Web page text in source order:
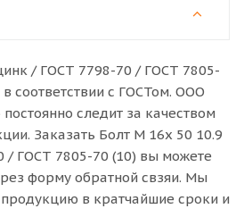
/ ГОСТ 7798-70 / ГОСТ 7805-
соответствии с ГОСТом. ООО
следит за качеством
Заказать Болт M 16x 50 10.9
/ ГОСТ 7805-70 (10) вы можете
форму обратной свзяи. Мы
в кратчайшие сроки и